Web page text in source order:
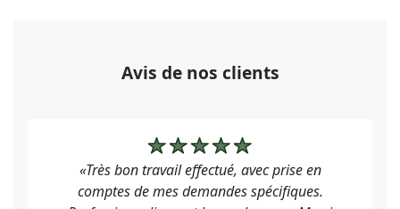
Avis de nos clients
«Très bon travail effectué, avec prise en
comptes de mes demandes spécifiques.